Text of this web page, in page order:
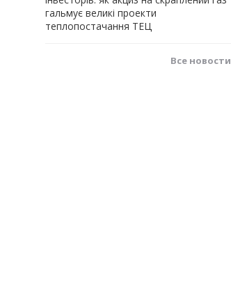
гальмує великі проекти
теплопостачання ТЕЦ
Все новости